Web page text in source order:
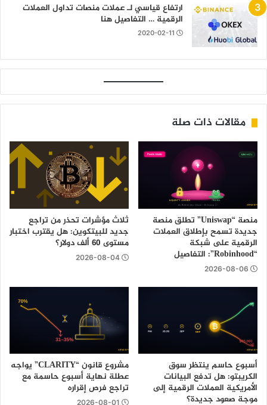
ارتفاع قياسي لـ عملات منصات تداول العملات
الرقمية … التفاصيل هنا
2020-02-11
مقالات ذات صلة
منصة “Uniswap” تطلق منصة
جديدة تسمح بإطلاق العملات
الرقمية على شبكة
“Robinhood”: التفاصيل
2026-08-06
ثلاث مؤشرات تحذر من تراجع
جديد للبيتكوين: هل يقترب اختبار
مستوى 60 ألف دولار؟
2026-08-04
أسبوع حاسم ينتظر سوق
الكريبتو: هل تدفع البيانات
الأمريكية العملات الرقمية إلى
موجة صعود جديدة؟
مشروع قانون “CLARITY” يواجه
عطلة نهاية أسبوع حاسمة مع
تراجع فرص إقراره
2026-08-01